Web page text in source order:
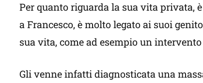
Per quanto riguarda la sua vita privata,
a Francesco, è molto legato ai suoi
sua vita, come ad esempio un
Gli venne infatti diagnosticata una